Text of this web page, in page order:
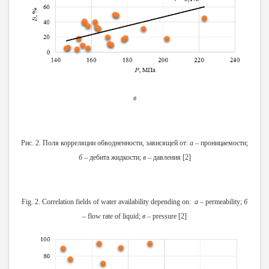
в
Рис. 2. Поля корреляции обводненности, зависящей от: а – проницаемости;
б– дебита жидкости; в– давления [2]
Fig. 2. Correlation fields of water availability depending on: a – permeability; б
– flow rate of liquid; в – pressure [2]